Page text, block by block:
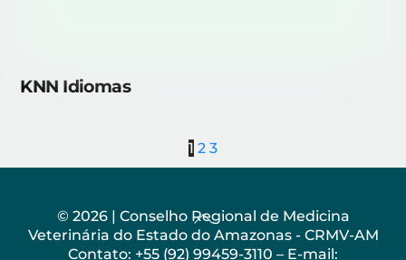
KNN Idiomas
1 2 3
Back
To
© 2026 | Conselho Regional de Medicina
Veterinária do Estado do Amazonas - CRMV-AM
Contato: +55 (92) 99459-3110 – E-mail: